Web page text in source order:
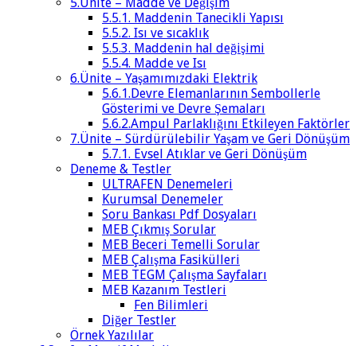
5.5.1. Maddenin Tanecikli Yapısı
5.5.2. Isı ve sıcaklık
5.5.3. Maddenin hal değişimi
5.5.4. Madde ve Isı
6.Ünite – Yaşamımızdaki Elektrik
5.6.1.Devre Elemanlarının Sembollerle
Gösterimi ve Devre Şemaları
5.6.2.Ampul Parlaklığını Etkileyen Faktörler
7.Ünite – Sürdürülebilir Yaşam ve Geri Dönüşüm
5.7.1. Evsel Atıklar ve Geri Dönüşüm
Deneme & Testler
ULTRAFEN Denemeleri
Kurumsal Denemeler
Soru Bankası Pdf Dosyaları
MEB Çıkmış Sorular
MEB Beceri Temelli Sorular
MEB Çalışma Fasikülleri
MEB TEGM Çalışma Sayfaları
MEB Kazanım Testleri
Fen Bilimleri
Diğer Testler
Örnek Yazılılar